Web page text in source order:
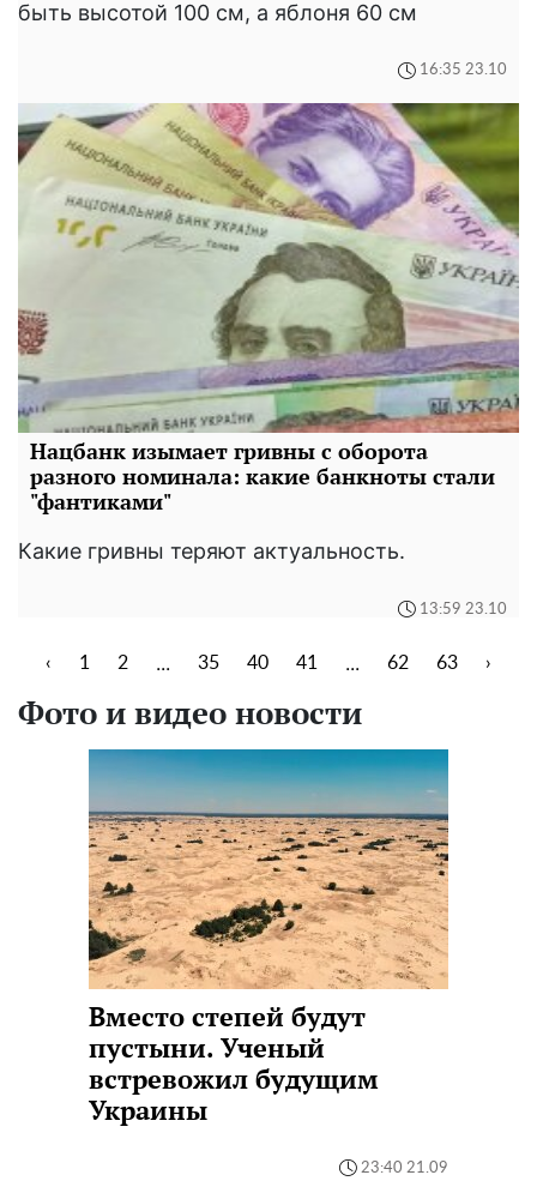
быть высотой 100 см, а яблоня 60 см
16:35 23.10
Нацбанк изымает гривны с оборота
разного номинала: какие банкноты стали
"фантиками"
Какие гривны теряют актуальность.
13:59 23.10
‹ 1 2 ... 35 40 41 ... 62 63 ›
Фото и видео новости
Вместо степей будут
пустыни. Ученый
встревожил будущим
Украины
23:40 21.09